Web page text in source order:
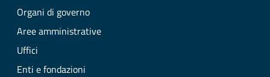
Organi di governo
Aree amministrative
Uffici
Enti e fondazioni